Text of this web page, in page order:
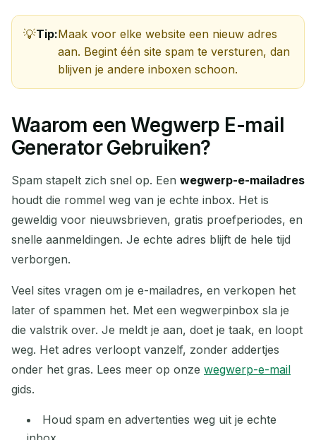
Tip:Maak voor elke website een nieuw adres
aan. Begint één site spam te versturen, dan
blijven je andere inboxen schoon.
Waarom een Wegwerp E-mail
Generator Gebruiken?
Spam stapelt zich snel op. Een wegwerp-e-mailadres
houdt die rommel weg van je echte inbox. Het is
geweldig voor nieuwsbrieven, gratis proefperiodes, en
snelle aanmeldingen. Je echte adres blijft de hele tijd
verborgen.
Veel sites vragen om je e-mailadres, en verkopen het
later of spammen het. Met een wegwerpinbox sla je
die valstrik over. Je meldt je aan, doet je taak, en loopt
weg. Het adres verloopt vanzelf, zonder addertjes
onder het gras. Lees meer op onze wegwerp-e-mail
gids.
Houd spam en advertenties weg uit je echte